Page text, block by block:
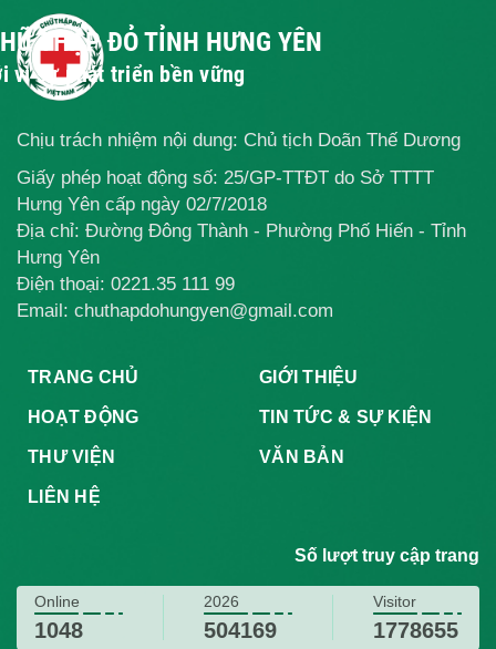
THẬP ĐỎ TỈNH HƯNG YÊN
vì sự phát triển bền vững
Chịu trách nhiệm nội dung: Chủ tịch Doãn Thế Dương
Giấy phép hoạt động số: 25/GP-TTĐT do Sở TTTT
Hưng Yên cấp ngày 02/7/2018
Địa chỉ: Đường Đông Thành - Phường Phố Hiến - Tỉnh
Hưng Yên
Điện thoại: 0221.35 111 99
Email: chuthapdohungyen@gmail.com
TRANG CHỦ GIỚI THIỆU
HOẠT ĐỘNG TIN TỨC & SỰ KIỆN
THƯ VIỆN VĂN BẢN
LIÊN HỆ
Số lượt truy cập trang
Online
1048
2026
504169
Visitor
1778655